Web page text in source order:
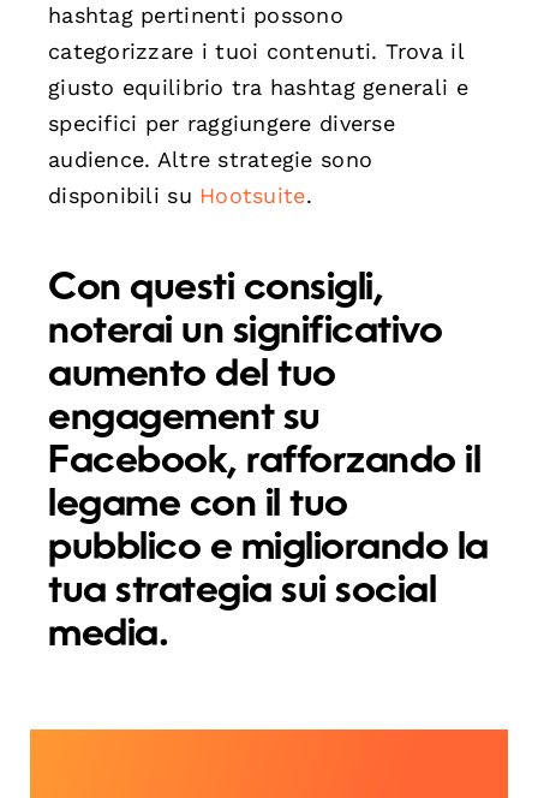
hashtag pertinenti possono
categorizzare i tuoi contenuti. Trova il
giusto equilibrio tra hashtag generali e
specifici per raggiungere diverse
audience. Altre strategie sono
disponibili su Hootsuite.
Con questi consigli,
noterai un significativo
aumento del tuo
engagement su
Facebook, rafforzando il
legame con il tuo
pubblico e migliorando la
tua strategia sui social
media.